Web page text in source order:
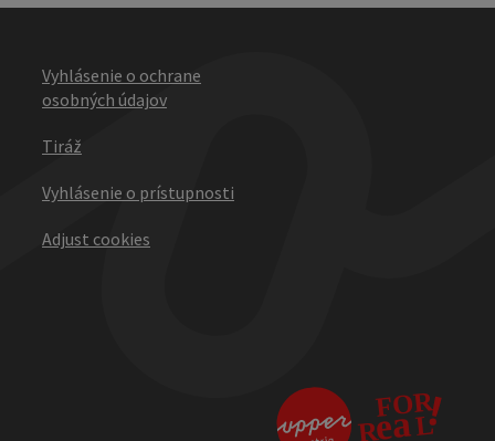
Vyhlásenie o ochrane
osobných údajov
Tiráž
Vyhlásenie o prístupnosti
Adjust cookies